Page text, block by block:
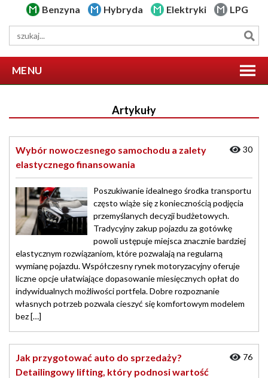
Benzyna Hybryda Elektryki LPG
MENU
Artykuły
Wybór nowoczesnego samochodu a zalety
elastycznego finansowania
30
Poszukiwanie idealnego środka transportu
często wiąże się z koniecznością podjęcia
przemyślanych decyzji budżetowych.
Tradycyjny zakup pojazdu za gotówkę
powoli ustępuje miejsca znacznie bardziej
elastycznym rozwiązaniom, które pozwalają na regularną
wymianę pojazdu. Współczesny rynek motoryzacyjny oferuje
liczne opcje ułatwiające dopasowanie miesięcznych opłat do
indywidualnych możliwości portfela. Dobre rozpoznanie
własnych potrzeb pozwala cieszyć się komfortowym modelem
bez […]
Jak przygotować auto do sprzedaży?
Detailingowy lifting, który podnosi wartość
76